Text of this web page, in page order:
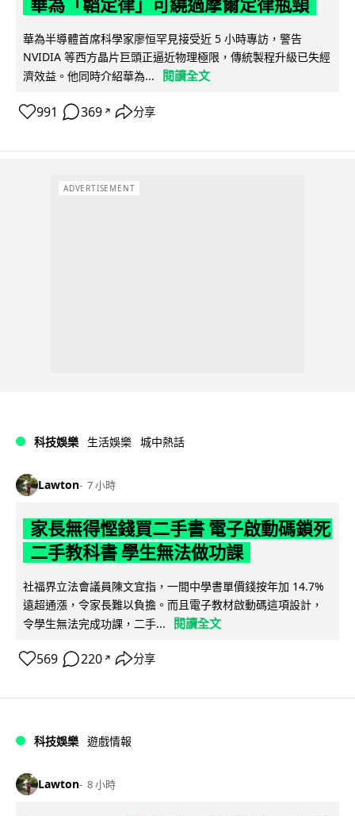
華為「韜定律」可繞過摩爾定律瓶頸
華為半導體首席科學家廖恒罕見接受近 5 小時專訪，警告
NVIDIA 等西方晶片巨頭正逼近物理極限，傳統製程升級已失經
濟效益。他同時介紹華為...
閱讀全文
991 369 ↗ 分享
ADVERTISEMENT
科技娛樂 生活娛樂 城中熱話
Lawton 7 小時
家長無得慳錢買二手書 電子啟動碼鎖死
二手教科書 學生無法做功課
社福界立法會議員陳文宜指，一間中學書單價錢按年加 14.7%
遠超通漲，令家長難以負擔。而且電子教材啟動碼這項設計，
令學生無法完成功課，二手...
閱讀全文
569 220 ↗ 分享
科技娛樂 遊戲情報
Lawton 8 小時